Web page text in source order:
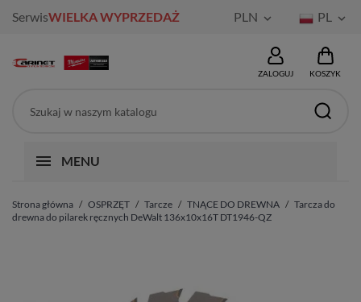
SerwisWIELKA WYPRZEDAŻ PLN  PL 
ZALOGUJ KOSZYK
MENU
Strona główna OSPRZĘT Tarcze TNĄCE DO DREWNA
Tarcza do
drewna do pilarek ręcznych DeWalt 136x10x16T DT1946-QZ